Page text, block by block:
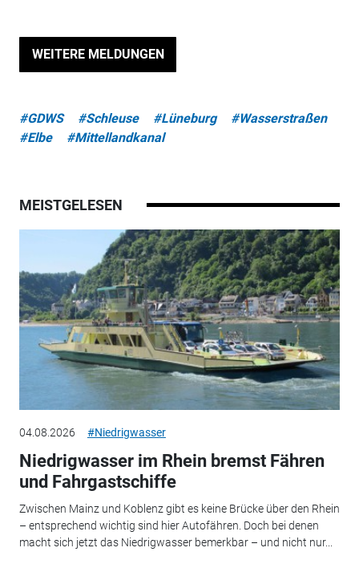
WEITERE MELDUNGEN
#GDWS #Schleuse #Lüneburg
#Wasserstraßen
#Elbe
#Mittellandkanal
MEISTGELESEN
04.08.2026 #Niedrigwasser
Niedrigwasser im Rhein bremst Fähren
und Fahrgastschiffe
Zwischen Mainz und Koblenz gibt es keine Brücke über den Rhein
– entsprechend wichtig sind hier Autofähren. Doch bei denen
macht sich jetzt das Niedrigwasser bemerkbar – und nicht nur...